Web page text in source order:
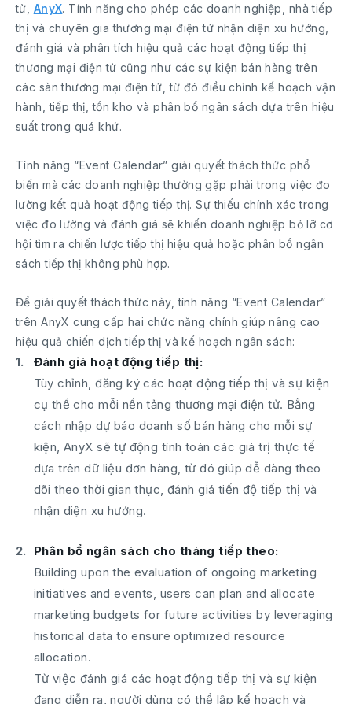
tử, AnyX. Tính năng cho phép các doanh nghiệp, nhà tiếp
thị và chuyên gia thương mại điện tử nhận diện xu hướng,
đánh giá và phân tích hiệu quả các hoạt động tiếp thị
thương mại điện tử cũng như các sự kiện bán hàng trên
các sàn thương mại điện tử, từ đó điều chỉnh kế hoạch vận
hành, tiếp thị, tồn kho và phân bổ ngân sách dựa trên hiệu
suất trong quá khứ.
Tính năng “Event Calendar” giải quyết thách thức phổ
biến mà các doanh nghiệp thường gặp phải trong việc đo
lường kết quả hoạt động tiếp thị. Sự thiếu chính xác trong
việc đo lường và đánh giá sẽ khiến doanh nghiệp bỏ lỡ cơ
hội tìm ra chiến lược tiếp thị hiệu quả hoặc phân bổ ngân
sách tiếp thị không phù hợp.
Để giải quyết thách thức này, tính năng “Event Calendar”
trên AnyX cung cấp hai chức năng chính giúp nâng cao
hiệu quả chiến dịch tiếp thị và kế hoạch ngân sách:
Đánh giá hoạt động tiếp thị:
Tùy chỉnh, đăng ký các hoạt động tiếp thị và sự kiện
cụ thể cho mỗi nền tảng thương mại điện tử. Bằng
cách nhập dự báo doanh số bán hàng cho mỗi sự
kiện, AnyX sẽ tự động tính toán các giá trị thực tế
dựa trên dữ liệu đơn hàng, từ đó giúp dễ dàng theo
dõi theo thời gian thực, đánh giá tiến độ tiếp thị và
nhận diện xu hướng.
Phân bổ ngân sách cho tháng tiếp theo:
Building upon the evaluation of ongoing marketing
initiatives and events, users can plan and allocate
marketing budgets for future activities by leveraging
historical data to ensure optimized resource
allocation.
Từ việc đánh giá các hoạt động tiếp thị và sự kiện
đang diễn ra, người dùng có thể lập kế hoạch và